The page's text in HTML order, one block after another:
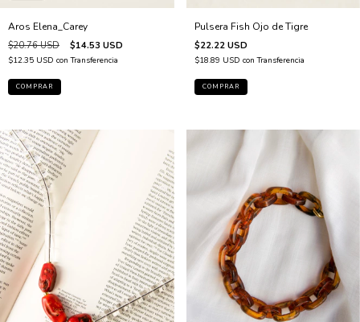
Aros Elena_Carey
$20.76 USD $14.53 USD
$12.35 USD con Transferencia
Pulsera Fish Ojo de Tigre
$22.22 USD
$18.89 USD con Transferencia